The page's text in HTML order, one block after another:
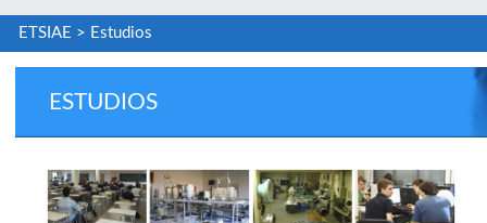
ETSIAE > Estudios
ESTUDIOS